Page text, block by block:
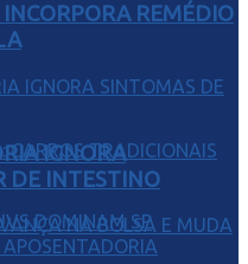
REMÉDIO
IGNORA
DE INTESTINO